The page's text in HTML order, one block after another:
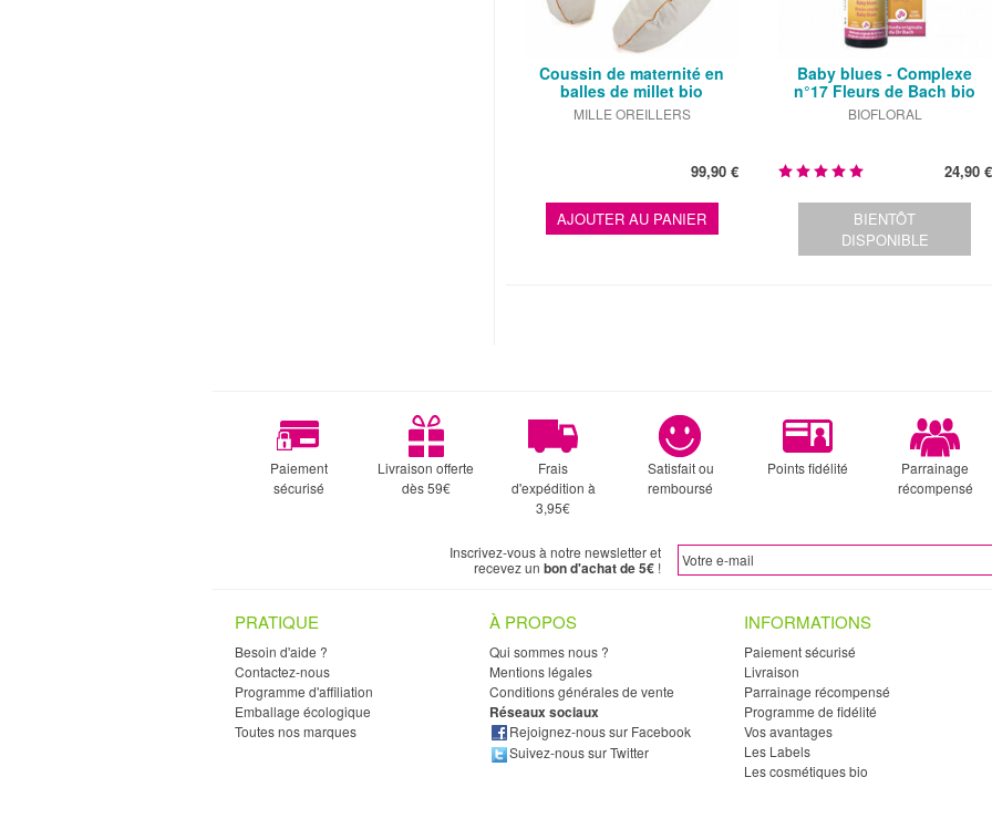
Coussin de maternité en
balles de millet bio
MILLE OREILLERS
99,90 €
AJOUTER AU PANIER
Baby blues - Complexe
n°17 Fleurs de Bach bio
granules …
BIOFLORAL
24,90 €
BIENTÔT
DISPONIBLE
Paiement
sécurisé
Livraison offerte
dès 59€
Frais
d'expédition à
3,95€
Satisfait ou
remboursé
Points fidélité
Parrainage
récompensé
Inscrivez-vous à notre newsletter et
recevez un bon d'achat de 5€ !
PRATIQUE
Besoin d'aide ?
Contactez-nous
Programme d'affiliation
Emballage écologique
Toutes nos marques
À PROPOS
Qui sommes nous ?
Mentions légales
Conditions générales de vente
Réseaux sociaux
Rejoignez-nous sur Facebook
Suivez-nous sur Twitter
INFORMATIONS
Paiement sécurisé
Livraison
Parrainage récompensé
Programme de fidélité
Vos avantages
Les Labels
Les cosmétiques bio